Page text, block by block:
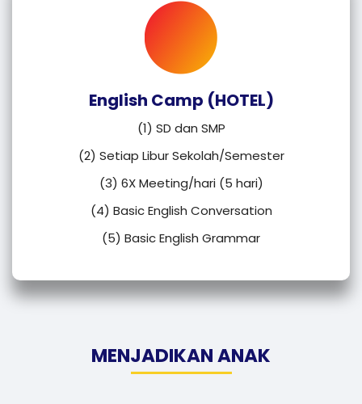
English Camp (HOTEL)
(1) SD dan SMP
(2) Setiap Libur Sekolah/Semester
(3) 6X Meeting/hari (5 hari)
(4) Basic English Conversation
(5) Basic English Grammar
MENJADIKAN ANAK